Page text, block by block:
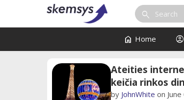
search
home Home account_circle
Ateities
keičia rinkos
by JohnWhite on